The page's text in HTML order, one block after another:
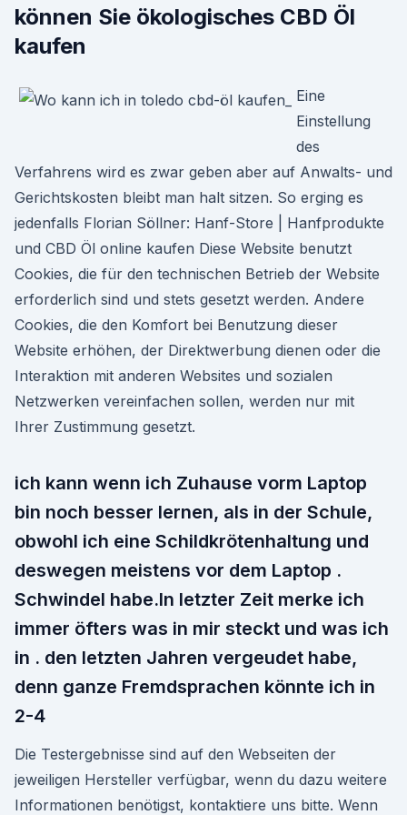
können Sie ökologisches CBD Öl
kaufen
Eine
Einstellung
des
Verfahrens wird es zwar geben aber auf Anwalts- und
Gerichtskosten bleibt man halt sitzen. So erging es
jedenfalls Florian Söllner: Hanf-Store | Hanfprodukte
und CBD Öl online kaufen Diese Website benutzt
Cookies, die für den technischen Betrieb der Website
erforderlich sind und stets gesetzt werden. Andere
Cookies, die den Komfort bei Benutzung dieser
Website erhöhen, der Direktwerbung dienen oder die
Interaktion mit anderen Websites und sozialen
Netzwerken vereinfachen sollen, werden nur mit
Ihrer Zustimmung gesetzt.
ich kann wenn ich Zuhause vorm Laptop
bin noch besser lernen, als in der Schule,
obwohl ich eine Schildkrötenhaltung und
deswegen meistens vor dem Laptop .
Schwindel habe.In letzter Zeit merke ich
immer öfters was in mir steckt und was ich
in . den letzten Jahren vergeudet habe,
denn ganze Fremdsprachen könnte ich in
2-4
Die Testergebnisse sind auf den Webseiten der
jeweiligen Hersteller verfügbar, wenn du dazu weitere
Informationen benötigst, kontaktiere uns bitte. Wenn